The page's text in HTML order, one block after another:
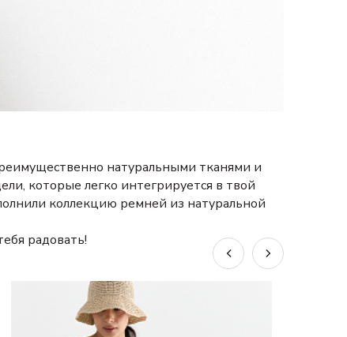
натуральными тканями и
которые легко интегрируется в твой
коллекцию ремней из натуральной
радовать!